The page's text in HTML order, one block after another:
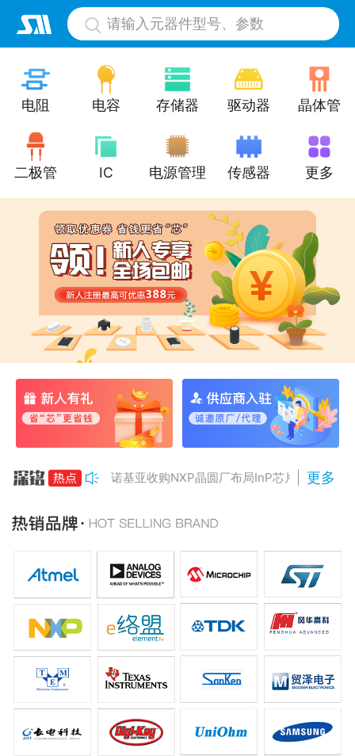
请输入元器件型号、参数
电阻 电容 存储器 驱动器 晶体管
二极管 IC 电源管理 传感器 更多
诺基亚收购NXP晶圆厂布局InP芯片
Anthropic组建AI芯片团队
AMD二季度营收增50%，数据中心业务将翻倍
更多